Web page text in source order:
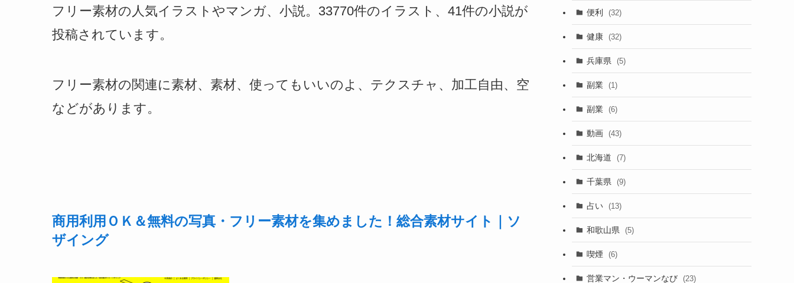
フリー素材の人気イラストやマンガ、小説。33770件のイラスト、41件の小説が
投稿されています。
フリー素材の関連に素材、素材、使ってもいいのよ、テクスチャ、加工自由、空
などがあります。
商用利用ＯＫ＆無料の写真・フリー素材を集めました！総合素材サイト｜ソ
ザイング
便利 (32)
健康 (32)
兵庫県 (5)
副業 (1)
副業 (6)
動画 (43)
北海道 (7)
千葉県 (9)
占い (13)
和歌山県 (5)
喫煙 (6)
営業マン・ウーマンなび (23)